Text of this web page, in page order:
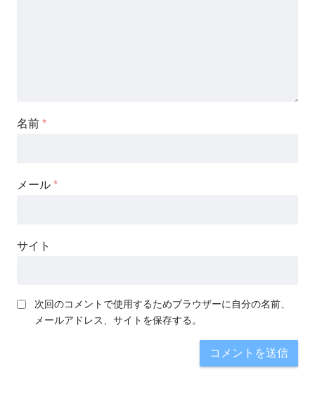
名前 *
メール *
サイト
次回のコメントで使用するためブラウザーに自分の名前、
メールアドレス、サイトを保存する。